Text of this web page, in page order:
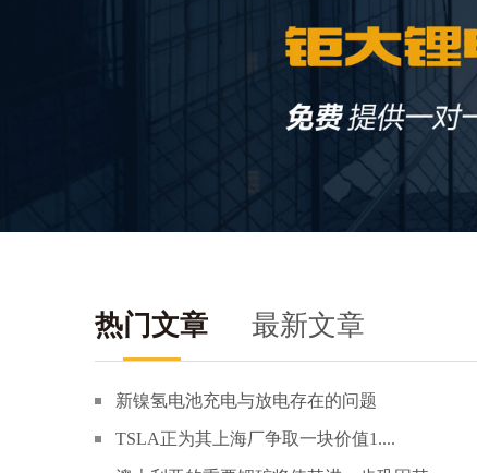
热门文章 最新文章
新镍氢电池充电与放电存在的问题
TSLA正为其上海厂争取一块价值1....